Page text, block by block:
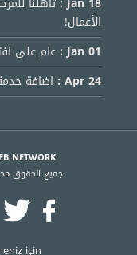
الأعمال!
01 Jan :
عام على
24 Apr :
اضافة
NETWORK
جميع الحقوق
için